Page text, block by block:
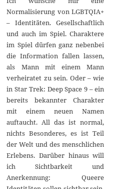
Normalisierung von LGBTQIA+
– Identitäten. Gesellschaftlich
und auch im Spiel. Charaktere
im Spiel dürfen ganz nebenbei
die Information fallen lassen,
als Mann mit einem Mann
verheiratet zu sein. Oder – wie
in Star Trek: Deep Space 9 – ein
bereits bekannter Charakter
mit einem neuen Namen
auftaucht. All das ist normal,
nichts Besonderes, es ist Teil
der Welt und des menschlichen
Erlebens. Darüber hinaus will
ich Sichtbarkeit und
Anerkennung: Queere